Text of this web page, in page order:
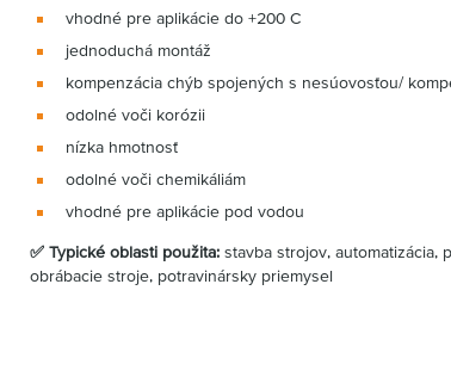
vhodné pre aplikácie do +200 C
jednoduchá montáž
kompenzácia chýb spojených s nesúovosťou/
odolné voči korózii
nízka hmotnosť
odolné voči chemikáliám
vhodné pre aplikácie pod vodou
✅ Typické oblasti použita: stavba strojov, automatizácia,
obrábacie stroje, potravinársky priemysel